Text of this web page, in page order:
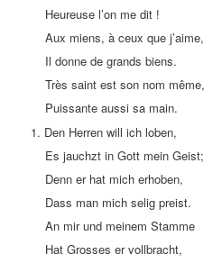
Heureuse l’on me dit !
Aux miens, à ceux que j’aime,
Il donne de grands biens.
Très saint est son nom même,
Puissante aussi sa main.
1. Den Herren will ich loben,
Es jauchzt in Gott mein Geist;
Denn er hat mich erhoben,
Dass man mich selig preist.
An mir und meinem Stamme
Hat Grosses er vollbracht,